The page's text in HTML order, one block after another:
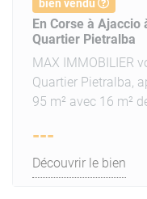
bien vendu
En Corse à Ajaccio
Quartier Pietralba
MAX IMMOBILIER
Quartier Pietralba,
95 m² avec 16 m²
---
Découvrir le bien